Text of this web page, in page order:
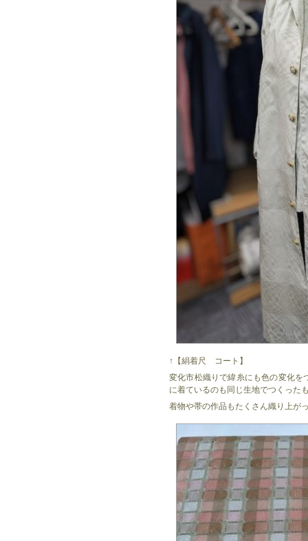
↑【絹着尺 コート】
変化市松織りで緯糸にも色の変化を
に着ているのも同じ生地でつくった
着物や帯の作品もたくさん織り上が